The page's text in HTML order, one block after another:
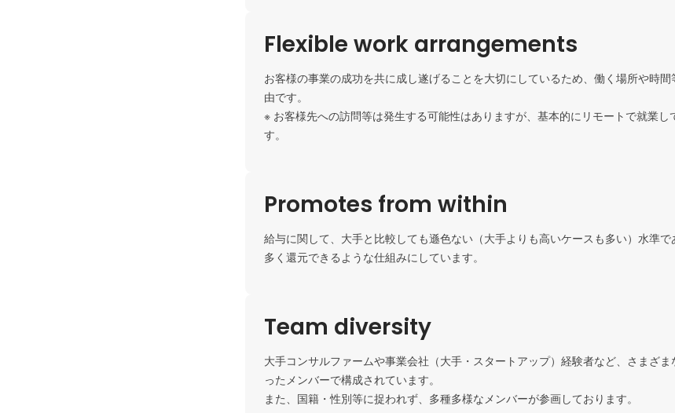
Flexible work arrangements
お客様の事業の成功を共に成し遂げることを大切にしているため、働く場所や時
由です。
※ お客様先への訪問等は発生する可能性はありますが、基本的にリモートで就業し
す。
Promotes from within
給与に関して、大手と比較しても遜色ない（大手よりも高いケースも多い）水準
多く還元できるような仕組みにしています。
Team diversity
大手コンサルファームや事業会社（大手・スタートアップ）経験者など、さまざ
ったメンバーで構成されています。
また、国籍・性別等に捉われず、多種多様なメンバーが参画しております。